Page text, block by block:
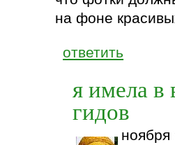
на фоне
ответить
я имела в
гидов
ноября